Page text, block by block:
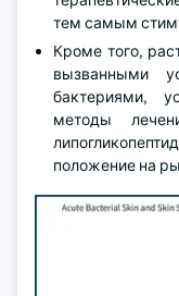
тем самым
Кроме того,
вызванными
бактериями,
методы
положение на